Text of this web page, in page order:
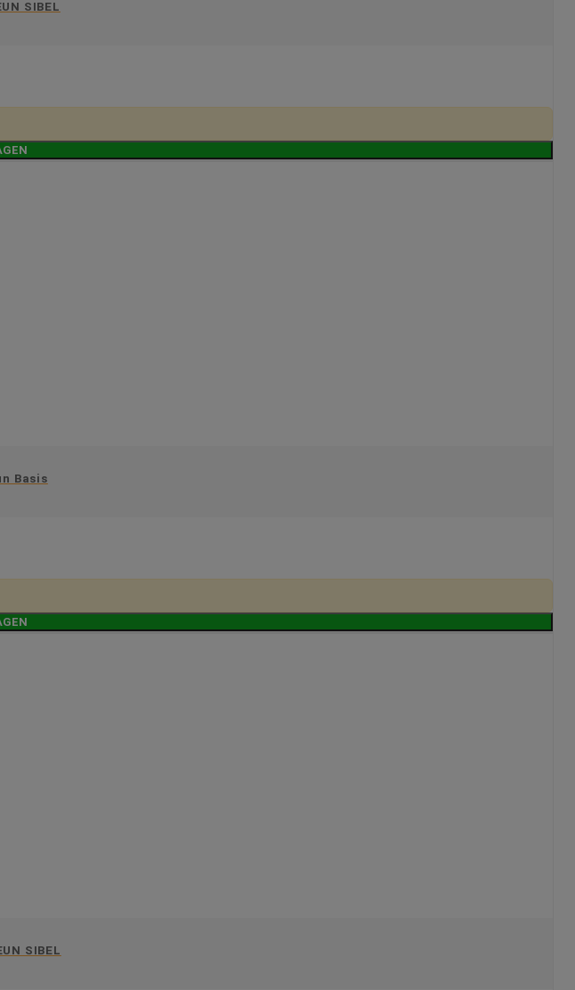
SIBEL
Basis
SIBEL